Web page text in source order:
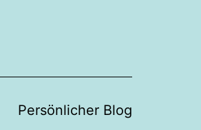
Menü
Persönlicher Blog